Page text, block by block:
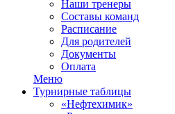
Наши тренеры
Составы команд
Расписание
Для родителей
Документы
Оплата
Меню
Турнирные таблицы
«Нефтехимик»